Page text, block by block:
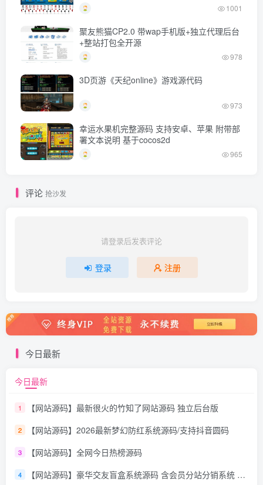
1001
聚友熊猫CP2.0 带wap手机版+独立代理后台
+整站打包全开源
978
3D页游《天纪online》游戏源代码
973
幸运水果机完整源码 支持安卓、苹果 附带部
署文本说明 基于cocos2d
965
评论 抢沙发
请登录后发表评论
登录 注册
今日最新
今日最新
1 【网站源码】最新很火的竹知了网站源码 独立后台版
2 【网站源码】2026最新梦幻防红系统源码/支持抖音圆码
3 【网站源码】全网今日热榜源码
4 【网站源码】豪华交友盲盒系统源码 含会员分站分销系统 可易支付